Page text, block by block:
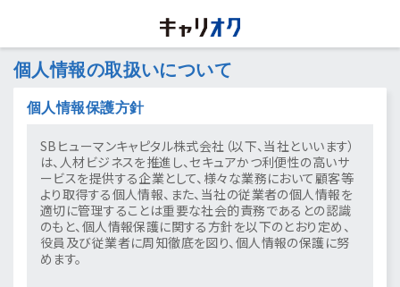
個人情報の取扱いについて
個人情報保護方針
SBヒューマンキャピタル株式会社（以下、当社といいます）
は、人材ビジネスを推進し、セキュアかつ利便性の高いサ
ービスを提供する企業として、様々な業務において顧客等
より取得する個人情報、また、当社の従業者の個人情報を
適切に管理することは重要な社会的責務であるとの認識
のもと、個人情報保護に関する方針を以下のとおり定め、
役員及び従業者に周知徹底を図り、個人情報の保護に努
めます。